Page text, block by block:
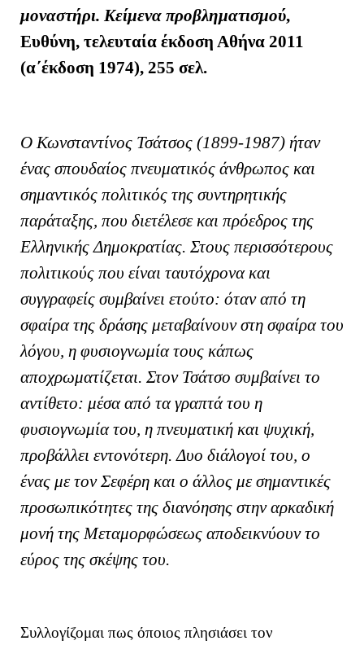
μοναστήρι. Κείμενα προβληματισμού,
Ευθύνη, τελευταία έκδοση Αθήνα 2011
(α΄έκδοση 1974), 255 σελ.
Ο Κωνσταντίνος Τσάτσος (1899-1987) ήταν
ένας σπουδαίος πνευματικός άνθρωπος και
σημαντικός πολιτικός της συντηρητικής
παράταξης, που διετέλεσε και πρόεδρος της
Ελληνικής Δημοκρατίας. Στους περισσότερους
πολιτικούς που είναι ταυτόχρονα και
συγγραφείς συμβαίνει ετούτο: όταν από τη
σφαίρα της δράσης μεταβαίνουν στη σφαίρα του
λόγου, η φυσιογνωμία τους κάπως
αποχρωματίζεται. Στον Τσάτσο συμβαίνει το
αντίθετο: μέσα από τα γραπτά του η
φυσιογνωμία του, η πνευματική και ψυχική,
προβάλλει εντονότερη. Δυο διάλογοί του, ο
ένας με τον Σεφέρη και ο άλλος με σημαντικές
προσωπικότητες της διανόησης στην αρκαδική
μονή της Μεταμορφώσεως αποδεικνύουν το
εύρος της σκέψης του.
Συλλογίζομαι πως όποιος πλησιάσει τον